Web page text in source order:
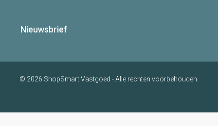
Nieuwsbrief
© 2026 ShopSmart Vastgoed - Alle rechten voorbehouden.